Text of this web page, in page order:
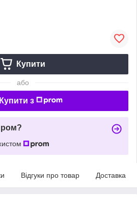
Купити
або
Купити з
Відгуки про товар Доставка